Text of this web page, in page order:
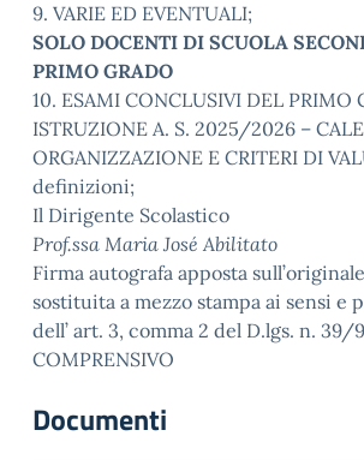
9. VARIE ED EVENTUALI;
SOLO DOCENTI DI SCUOLA
PRIMO GRADO
10. ESAMI CONCLUSIVI DEL PRIMO
ISTRUZIONE A. S. 2025/2026 –
ORGANIZZAZIONE E CRITERI DI
definizioni;
Il Dirigente Scolastico
Prof.ssa Maria José Abilitato
Firma autografa apposta
sostituita a mezzo stampa ai sensi e
dell’ art. 3, comma 2 del D.lgs. n. 39/
COMPRENSIVO
Documenti